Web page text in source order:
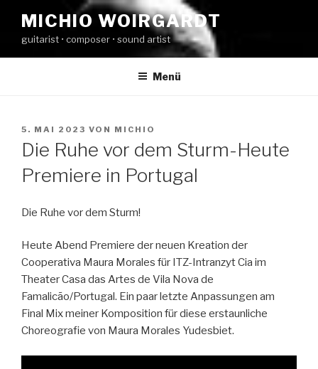
Inhalt
springen
MICHIO WOIRGARDT
guitarist • composer • sound artist
Menü
VERÖFFENTLICHT
AM
5. MAI 2023 VON MICHIO
Die Ruhe vor dem Sturm-Heute
Premiere in Portugal
Die Ruhe vor dem Sturm!
Heute Abend Premiere der neuen Kreation der
Cooperativa Maura Morales für ITZ-Intranzyt Cia im
Theater Casa das Artes de Vila Nova de
Famalicão/Portugal. Ein paar letzte Anpassungen am
Final Mix meiner Komposition für diese erstaunliche
Choreografie von Maura Morales Yudesbiet.